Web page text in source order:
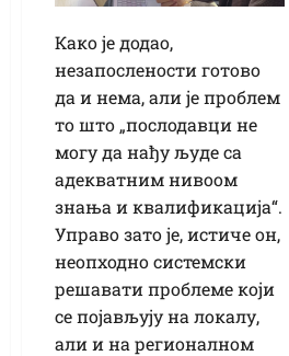
Како је додао,
незапослености готово
да и нема, али је проблем
то што „послодавци не
могу да нађу људе са
адекватним нивоом
знања и квалификација“.
Управо зато је, истиче он,
неопходно системски
решавати проблеме који
се појављују на локалу,
али и на регионалном